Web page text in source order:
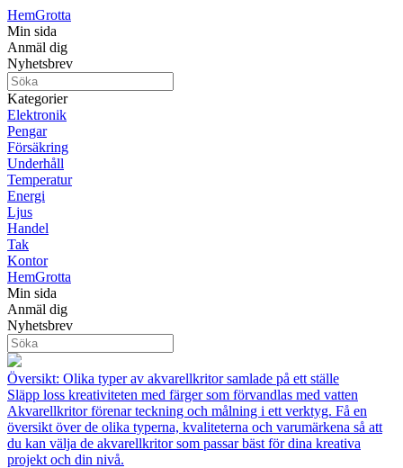
HemGrotta
Min sida
Anmäl dig
Nyhetsbrev
Kategorier
Elektronik
Pengar
Försäkring
Underhåll
Temperatur
Energi
Ljus
Handel
Tak
Kontor
HemGrotta
Min sida
Anmäl dig
Nyhetsbrev
Översikt: Olika typer av akvarellkritor samlade på ett ställe
Släpp loss kreativiteten med färger som förvandlas med vatten
Akvarellkritor förenar teckning och målning i ett verktyg. Få en
översikt över de olika typerna, kvaliteterna och varumärkena så att
du kan välja de akvarellkritor som passar bäst för dina kreativa
projekt och din nivå.